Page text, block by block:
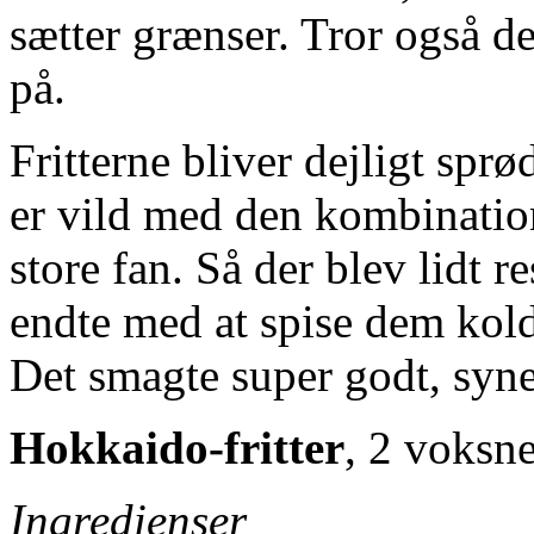
sætter grænser. Tror også
på.
Fritterne bliver dejligt
er vild med den
store fan. Så der blev lidt
endte med at spise dem
Det smagte super godt,
Hokkaido-fritter, 2
Ingredienser